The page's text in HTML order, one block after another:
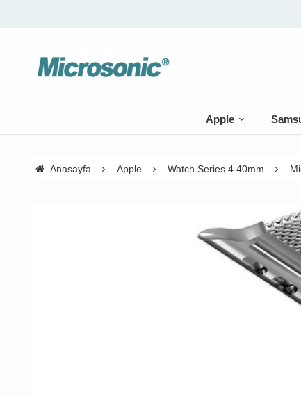
Apple
Anasayfa Apple Watch Series 4 40mm